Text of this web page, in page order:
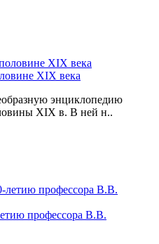
XIX века
энциклопедию
XIX в. В ней н..
профессора В.В.